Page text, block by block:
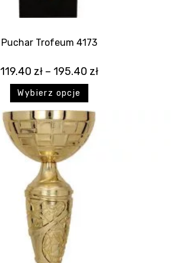
Puchar Trofeum 4173
119.40 zł – 195.40 zł
Wybierz opcje